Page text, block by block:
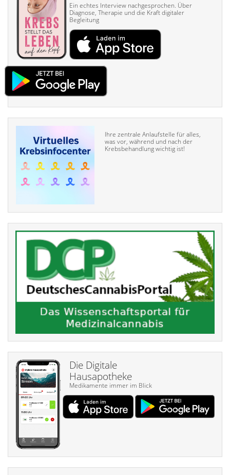
Ein echtes Interview nach­gesprochen. Über
Diagnose, Therapie und die Kraft digitaler
Begleitung
Ihre zentrale Anlaufstelle für alles,
was vor, während und nach der
Krebsbehandlung wichtig ist!
Die Digitale
Hausapotheke
Medikamente immer im Blick